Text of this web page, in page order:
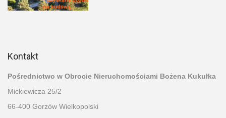
Kontakt
Pośrednictwo w Obrocie Nieruchomościami Bożena Kukułka
Mickiewicza 25/2
66-400 Gorzów Wielkopolski